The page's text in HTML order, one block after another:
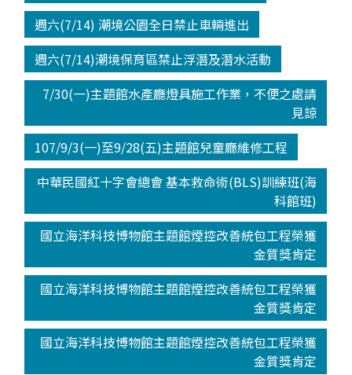
週六(7/14) 潮境公園全日禁止車輛進出
週六(7/14)潮境保育區禁止浮潛及潛水活動
7/30(一)主題館水產廳燈具施工作業，不便之處請
見諒
107/9/3(一)至9/28(五)主題館兒童廳維修工程
中華民國紅十字會總會 基本救命術(BLS)訓練班(海
科館班)
國立海洋科技博物館主題館煙控改善統包工程榮獲
金質獎肯定
國立海洋科技博物館主題館煙控改善統包工程榮獲
金質獎肯定
國立海洋科技博物館主題館煙控改善統包工程榮獲
金質獎肯定